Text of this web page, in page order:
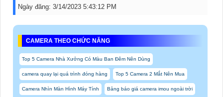
Ngày đăng: 3/14/2023 5:43:12 PM
CAMERA THEO CHỨC NĂNG
Top 5 Camera Nhà Xưởng Có Màu Ban Đêm Nên Dùng
camera quay lại quá trình đóng hàng Top 5 Camera 2 Mắt Nên Mua
Camera Nhìn Màn Hình Máy Tính Bảng báo giá camera imou ngoài trời